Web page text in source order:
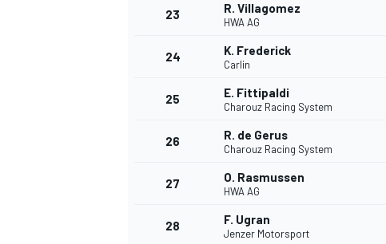
23 R. Villagomez
HWA AG
24 K. Frederick
Carlin
25 E. Fittipaldi
Charouz Racing System
26 R. de Gerus
Charouz Racing System
27 O. Rasmussen
HWA AG
28 F. Ugran
Jenzer Motorsport